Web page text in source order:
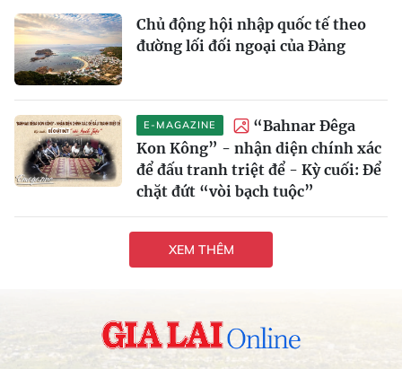
Chủ động hội nhập quốc tế theo
đường lối đối ngoại của Đảng
E-MAGAZINE
“Bahnar Đêga
Kon Kông” - nhận diện chính xác
để đấu tranh triệt để - Kỳ cuối: Để
chặt đứt “vòi bạch tuộc”
XEM THÊM